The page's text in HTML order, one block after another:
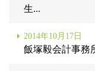
生...
2014年10月17日
飯塚毅会計事務